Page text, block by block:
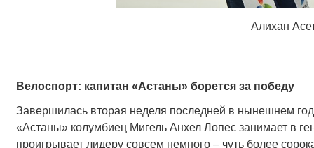
Алихан
Велоспорт: капитан «Астаны» борется за победу
Завершилась вторая неделя последней в нынешнем
«Астаны» колумбиец Мигель Анхел Лопес занимает в
проигрывает лидеру совсем немного – чуть более